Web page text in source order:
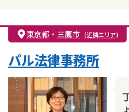
東京都 ・ 三鷹市 (近隣エリア)
パル法律事務所